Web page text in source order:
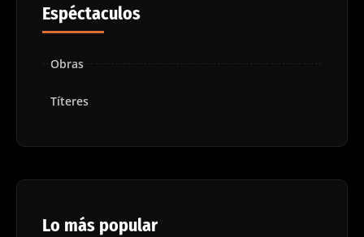
Espéctaculos
Obras
Títeres
Lo más popular